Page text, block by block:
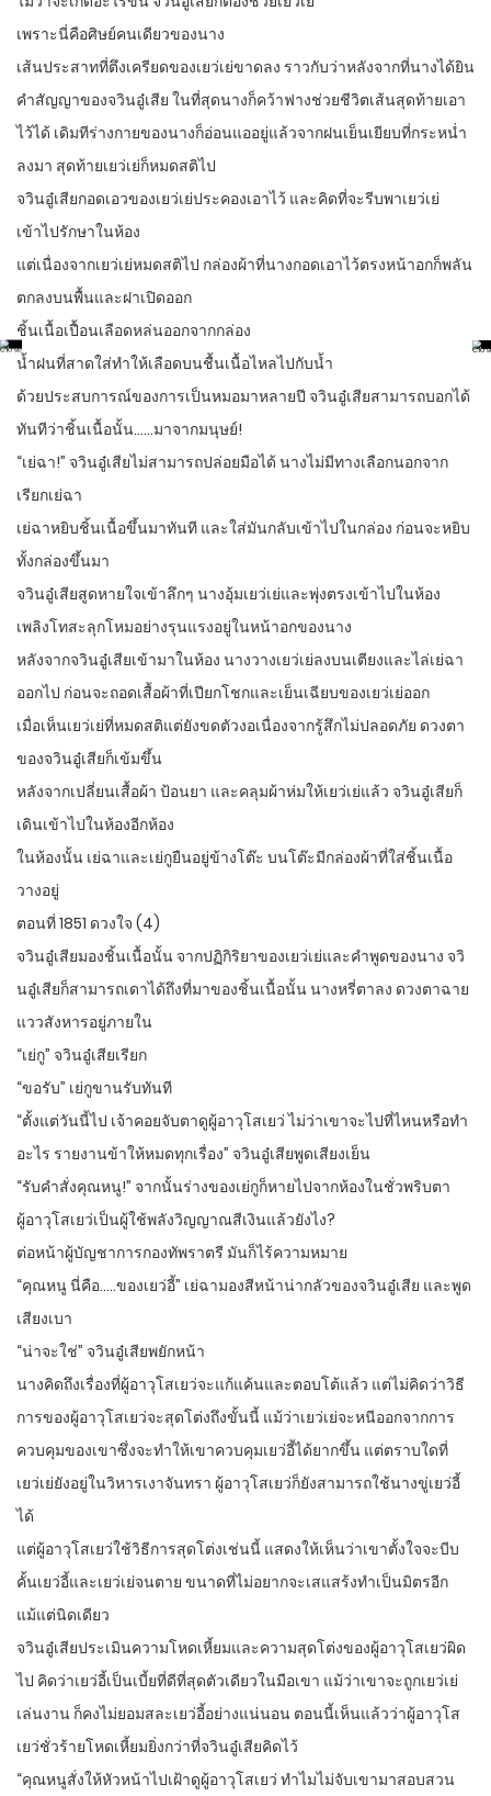
เพราะนี่คือศิษย์คนเดียวของนาง
เส้นประสาทที่ตึงเครียดของเยว่เย่ขาดลง ราวกับว่าหลังจากที่นางได้ยิน
คำสัญญาของจวินอู๋เสีย ในที่สุดนางก็คว้าฟางช่วยชีวิตเส้นสุดท้ายเอา
ไว้ได้ เดิมทีร่างกายของนางก็อ่อนแออยู่แล้วจากฝนเย็นเยียบที่กระหน่ำ
ลงมา สุดท้ายเยว่เย่ก็หมดสติไป
จวินอู๋เสียกอดเอวของเยว่เย่ประคองเอาไว้ และคิดที่จะรีบพาเยว่เย่
เข้าไปรักษาในห้อง
แต่เนื่องจากเยว่เย่หมดสติไป กล่องผ้าที่นางกอดเอาไว้ตรงหน้าอกก็พลัน
ตกลงบนพื้นและฝาเปิดออก
ชิ้นเนื้อเปื้อนเลือดหล่นออกจากกล่อง
น้ำฝนที่สาดใส่ทำให้เลือดบนชื้นเนื้อไหลไปกับน้ำ
ด้วยประสบการณ์ของการเป็นหมอมาหลายปี จวินอู๋เสียสามารถบอกได้
ทันทีว่าชิ้นเนื้อนั้น……มาจากมนุษย์!
“เย่ฉา!” จวินอู๋เสียไม่สามารถปล่อยมือได้ นางไม่มีทางเลือกนอกจาก
เรียกเย่ฉา
เย่ฉาหยิบชิ้นเนื้อขึ้นมาทันที และใส่มันกลับเข้าไปในกล่อง ก่อนจะหยิบ
ทั้งกล่องขึ้นมา
จวินอู๋เสียสูดหายใจเข้าลึกๆ นางอุ้มเยว่เย่และพุ่งตรงเข้าไปในห้อง
เพลิงโทสะลุกโหมอย่างรุนแรงอยู่ในหน้าอกของนาง
หลังจากจวินอู๋เสียเข้ามาในห้อง นางวางเยว่เย่ลงบนเตียงและไล่เย่ฉา
ออกไป ก่อนจะถอดเสื้อผ้าที่เปียกโชกและเย็นเฉียบของเยว่เย่ออก
เมื่อเห็นเยว่เย่ที่หมดสติแต่ยังขดตัวงอเนื่องจากรู้สึกไม่ปลอดภัย ดวงตา
ของจวินอู๋เสียก็เข้มขึ้น
หลังจากเปลี่ยนเสื้อผ้า ป้อนยา และคลุมผ้าห่มให้เยว่เย่แล้ว จวินอู๋เสียก็
เดินเข้าไปในห้องอีกห้อง
ในห้องนั้น เย่ฉาและเย่กูยืนอยู่ข้างโต๊ะ บนโต๊ะมีกล่องผ้าที่ใส่ชิ้นเนื้อ
วางอยู่
ตอนที่ 1851 ดวงใจ (4)
จวินอู๋เสียมองชิ้นเนื้อนั้น จากปฏิกิริยาของเยว่เย่และคำพูดของนาง จวิ
นอู๋เสียก็สามารถเดาได้ถึงที่มาของชิ้นเนื้อนั้น นางหรี่ตาลง ดวงตาฉาย
แววสังหารอยู่ภายใน
“เย่กู” จวินอู๋เสียเรียก
“ขอรับ” เย่กูขานรับทันที
“ตั้งแต่วันนี้ไป เจ้าคอยจับตาดูผู้อาวุโสเยว่ ไม่ว่าเขาจะไปที่ไหนหรือทำ
อะไร รายงานข้าให้หมดทุกเรื่อง” จวินอู๋เสียพูดเสียงเย็น
“รับคำสั่งคุณหนู!” จากนั้นร่างของเย่กูก็หายไปจากห้องในชั่วพริบตา
ผู้อาวุโสเยว่เป็นผู้ใช้พลังวิญญาณสีเงินแล้วยังไง?
ต่อหน้าผู้บัญชาการกองทัพราตรี มันก็ไร้ความหมาย
“คุณหนู นี่คือ…..ของเยว่อี้” เย่ฉามองสีหน้าน่ากลัวของจวินอู๋เสีย และพูด
เสียงเบา
“น่าจะใช่” จวินอู๋เสียพยักหน้า
นางคิดถึงเรื่องที่ผู้อาวุโสเยว่จะแก้แค้นและตอบโต้แล้ว แต่ไม่คิดว่าวิธี
การของผู้อาวุโสเยว่จะสุดโต่งถึงขั้นนี้ แม้ว่าเยว่เย่จะหนีออกจากการ
ควบคุมของเขาซึ่งจะทำให้เขาควบคุมเยว่อี้ได้ยากขึ้น แต่ตราบใดที่
เยว่เย่ยังอยู่ในวิหารเงาจันทรา ผู้อาวุโสเยว่ก็ยังสามารถใช้นางขู่เยว่อี้
ได้
แต่ผู้อาวุโสเยว่ใช้วิธีการสุดโต่งเช่นนี้ แสดงให้เห็นว่าเขาตั้งใจจะบีบ
คั้นเยว่อี้และเยว่เย่จนตาย ขนาดที่ไม่อยากจะเสแสร้งทำเป็นมิตรอีก
แม้แต่นิดเดียว
จวินอู๋เสียประเมินความโหดเหี้ยมและความสุดโต่งของผู้อาวุโสเยว่ผิด
ไป คิดว่าเยว่อี้เป็นเบี้ยที่ดีที่สุดตัวเดียวในมือเขา แม้ว่าเขาจะถูกเยว่เย่
เล่นงาน ก็คงไม่ยอมสละเยว่อี้อย่างแน่นอน ตอนนี้เห็นแล้วว่าผู้อาวุโส
เยว่ชั่วร้ายโหดเหี้ยมยิ่งกว่าที่จวินอู๋เสียคิดไว้
“คุณหนูสั่งให้หัวหน้าไปเฝ้าดูผู้อาวุโสเยว่ ทำไมไม่จับเขามาสอบสวน